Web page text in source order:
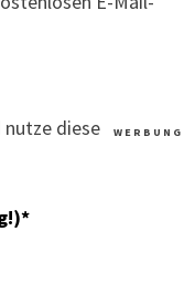
W E R B U N G
nutze diese